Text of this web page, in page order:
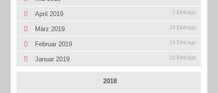
April 2019 2 Einträge
März 2019 19 Einträge
Februar 2019 19 Einträge
Januar 2019 10 Einträge
2018